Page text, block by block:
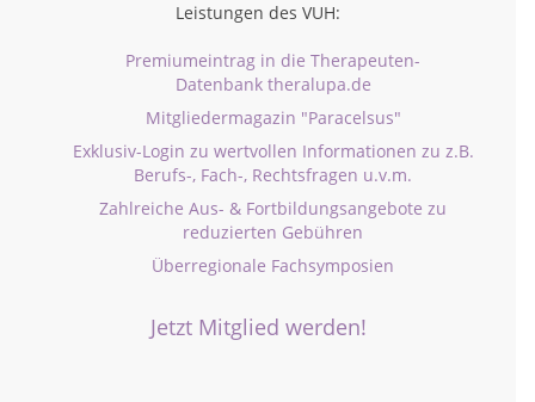
Leistungen des VUH:
Premiumeintrag in die Therapeuten-
Datenbank theralupa.de
Mitgliedermagazin "Paracelsus"
Exklusiv-Login zu wertvollen Informationen zu z.B.
Berufs-, Fach-, Rechtsfragen u.v.m.
Zahlreiche Aus- & Fortbildungsangebote zu
reduzierten Gebühren
Überregionale Fachsymposien
Jetzt Mitglied werden!